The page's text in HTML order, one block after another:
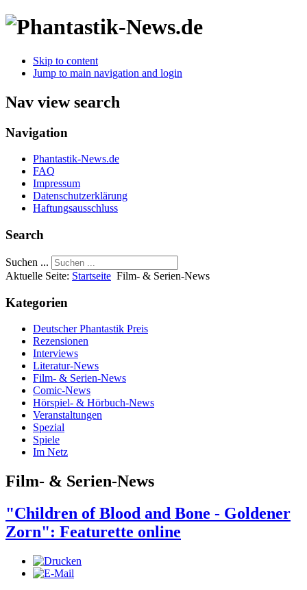
Skip to content
Jump to main navigation and login
Nav view search
Navigation
Phantastik-News.de
FAQ
Impressum
Datenschutzerklärung
Haftungsausschluss
Search
Suchen ...
Aktuelle Seite: Startseite Film- & Serien-News
Kategorien
Deutscher Phantastik Preis
Rezensionen
Interviews
Literatur-News
Film- & Serien-News
Comic-News
Hörspiel- & Hörbuch-News
Veranstaltungen
Spezial
Spiele
Im Netz
Film- & Serien-News
"Children of Blood and Bone - Goldener
Zorn": Featurette online